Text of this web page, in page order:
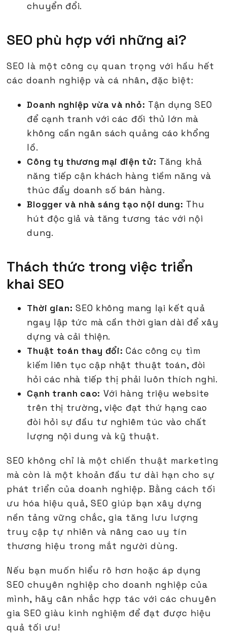
chuyển đổi.
SEO phù hợp với những ai?
SEO là một công cụ quan trọng với hầu hết
các doanh nghiệp và cá nhân, đặc biệt:
Doanh nghiệp vừa và nhỏ: Tận dụng SEO
để cạnh tranh với các đối thủ lớn mà
không cần ngân sách quảng cáo khổng
lồ.
Công ty thương mại điện tử: Tăng khả
năng tiếp cận khách hàng tiềm năng và
thúc đẩy doanh số bán hàng.
Blogger và nhà sáng tạo nội dung: Thu
hút độc giả và tăng tương tác với nội
dung.
Thách thức trong việc triển
khai SEO
Thời gian: SEO không mang lại kết quả
ngay lập tức mà cần thời gian dài để xây
dựng và cải thiện.
Thuật toán thay đổi: Các công cụ tìm
kiếm liên tục cập nhật thuật toán, đòi
hỏi các nhà tiếp thị phải luôn thích nghi.
Cạnh tranh cao: Với hàng triệu website
trên thị trường, việc đạt thứ hạng cao
đòi hỏi sự đầu tư nghiêm túc vào chất
lượng nội dung và kỹ thuật.
SEO không chỉ là một chiến thuật marketing
mà còn là một khoản đầu tư dài hạn cho sự
phát triển của doanh nghiệp. Bằng cách tối
ưu hóa hiệu quả, SEO giúp bạn xây dựng
nền tảng vững chắc, gia tăng lưu lượng
truy cập tự nhiên và nâng cao uy tín
thương hiệu trong mắt người dùng.
Nếu bạn muốn hiểu rõ hơn hoặc áp dụng
SEO chuyên nghiệp cho doanh nghiệp của
mình, hãy cân nhắc hợp tác với các chuyên
gia SEO giàu kinh nghiệm để đạt được hiệu
quả tối ưu!